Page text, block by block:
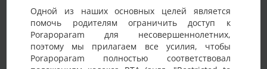
Одной из наших основных целей является
помочь родителям ограничить доступ к
Porapoparam для несовершеннолетних,
поэтому мы прилагаем все усилия, чтобы
Porapoparam полностью соответствовал
Фото Активность